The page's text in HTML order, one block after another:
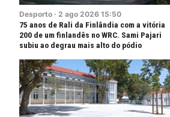
Desporto · 2 ago 2026 15:50
75 anos de Rali da Finlândia com a vitória
200 de um finlandês no WRC. Sami Pajari
subiu ao degrau mais alto do pódio